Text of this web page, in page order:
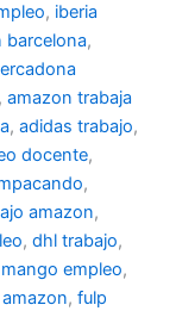
, iberia
barcelona,
, amazon trabaja
, adidas trabajo,
docente,
,
amazon,
, dhl trabajo,
mango empleo,
, fulp